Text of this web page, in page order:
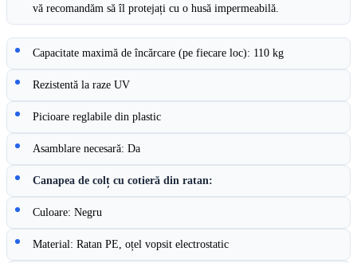
vă recomandăm să îl protejați cu o husă impermeabilă.
Capacitate maximă de încărcare (pe fiecare loc): 110 kg
Rezistentă la raze UV
Picioare reglabile din plastic
Asamblare necesară: Da
Canapea de colț cu cotieră din ratan:
Culoare: Negru
Material: Ratan PE, oțel vopsit electrostatic